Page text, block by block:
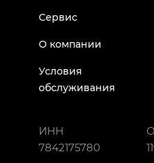
Сервис
О компании
Условия
обслуживания
ИНН
7842175780